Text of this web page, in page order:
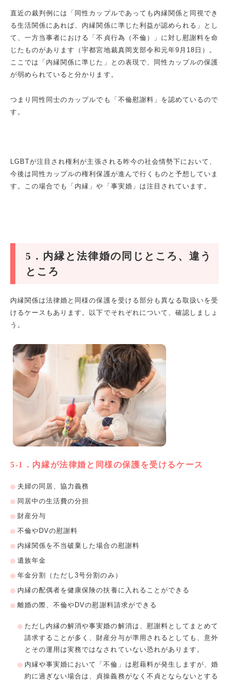
直近の裁判例には「同性カップルであっても内縁関係と同視でき
る生活関係にあれば、内縁関係に準じた利益が認められる」とし
て、一方当事者における「不貞行為（不倫）」に対し慰謝料を命
じたものがあります（宇都宮地裁真岡支部令和元年9 月 18 日）。
ここでは「内縁関係に準じた」との表現で、同性カップルの保護
が弱められていると分かります。
つまり同性同士のカップルでも「不倫慰謝料」を認めているので
す。
LGBTが注目され権利が主張される昨今の社会情勢下において、
今後は同性カップルの権利保護が進んで行くものと予想していま
す。この場合でも「内縁」や「事実婚」は注目されています。
5 ．内縁と法律婚の同じところ、違う
ところ
内縁関係は法律婚と同様の保護を受ける部分も異なる取扱いを受
けるケースもあります。以下でそれぞれについて、確認しましょ
う。
5-1 ．内縁が法律婚と同様の保護を受けるケース
夫婦の同居、協力義務
同居中の生活費の分担
財産分与
不倫や DVの慰謝料
内縁関係を不当破棄した場合の慰謝料
遺族年金
年金分割（ただし3号分割のみ）
内縁の配偶者を健康保険の扶養に入れることができる
離婚の際、不倫や DVの慰謝料請求ができる
ただし内縁の解消や事実婚の解消は、慰謝料としてまとめて
請求することが多く、財産分与が準用されるとしても、意外
とその運用は実務ではなされていない恐れがあります。
内縁や事実婚において「不倫」は慰藉料が発生しますが、婚
約に過ぎない場合は、貞操義務がなく不貞とならないとする